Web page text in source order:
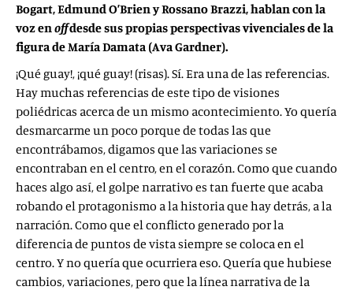
Bogart, Edmund O’Brien y Rossano Brazzi, hablan con la
voz enoffdesde sus propias perspectivas vivenciales de la
figura de María Damata (Ava Gardner).
¡Qué guay!, ¡qué guay! (risas). Sí. Era una de las referencias.
Hay muchas referencias de este tipo de visiones
poliédricas acerca de un mismo acontecimiento. Yo quería
desmarcarme un poco porque de todas las que
encontrábamos, digamos que las variaciones se
encontraban en el centro, en el corazón. Como que cuando
haces algo así, el golpe narrativo es tan fuerte que acaba
robando el protagonismo a la historia que hay detrás, a la
narración. Como que el conflicto generado por la
diferencia de puntos de vista siempre se coloca en el
centro. Y no quería que ocurriera eso. Quería que hubiese
cambios, variaciones, pero que la línea narrativa de la